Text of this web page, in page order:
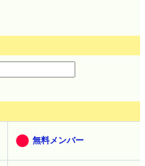
無料メンバー